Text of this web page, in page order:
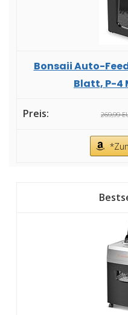
Bonsaii Auto-
Blatt, P-4
269,99